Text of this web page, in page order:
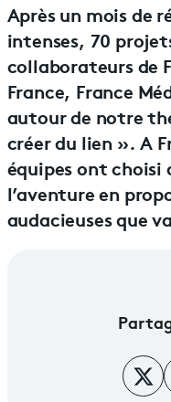
Après un mois de
intenses, 70
collaborateurs de
France, France
autour de notre
créer du lien ». A
équipes ont choisi
l’aventure en
audacieuses que